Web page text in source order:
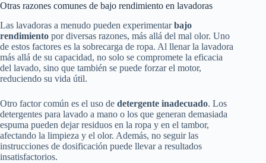
Otras razones comunes de bajo rendimiento en lavadoras
Las lavadoras a menudo pueden experimentarbajo
rendimiento por diversas razones, más allá del mal olor. Uno
de estos factores es la sobrecarga de ropa. Al llenar la lavadora
más allá de su capacidad, no solo se compromete la eficacia
del lavado, sino que también se puede forzar el motor,
reduciendo su vida útil.
Otro factor común es el uso de detergente inadecuado. Los
detergentes para lavado a mano o los que generan demasiada
espuma pueden dejar residuos en la ropa y en el tambor,
afectando la limpieza y el olor. Además, no seguir las
instrucciones de dosificación puede llevar a resultados
insatisfactorios.